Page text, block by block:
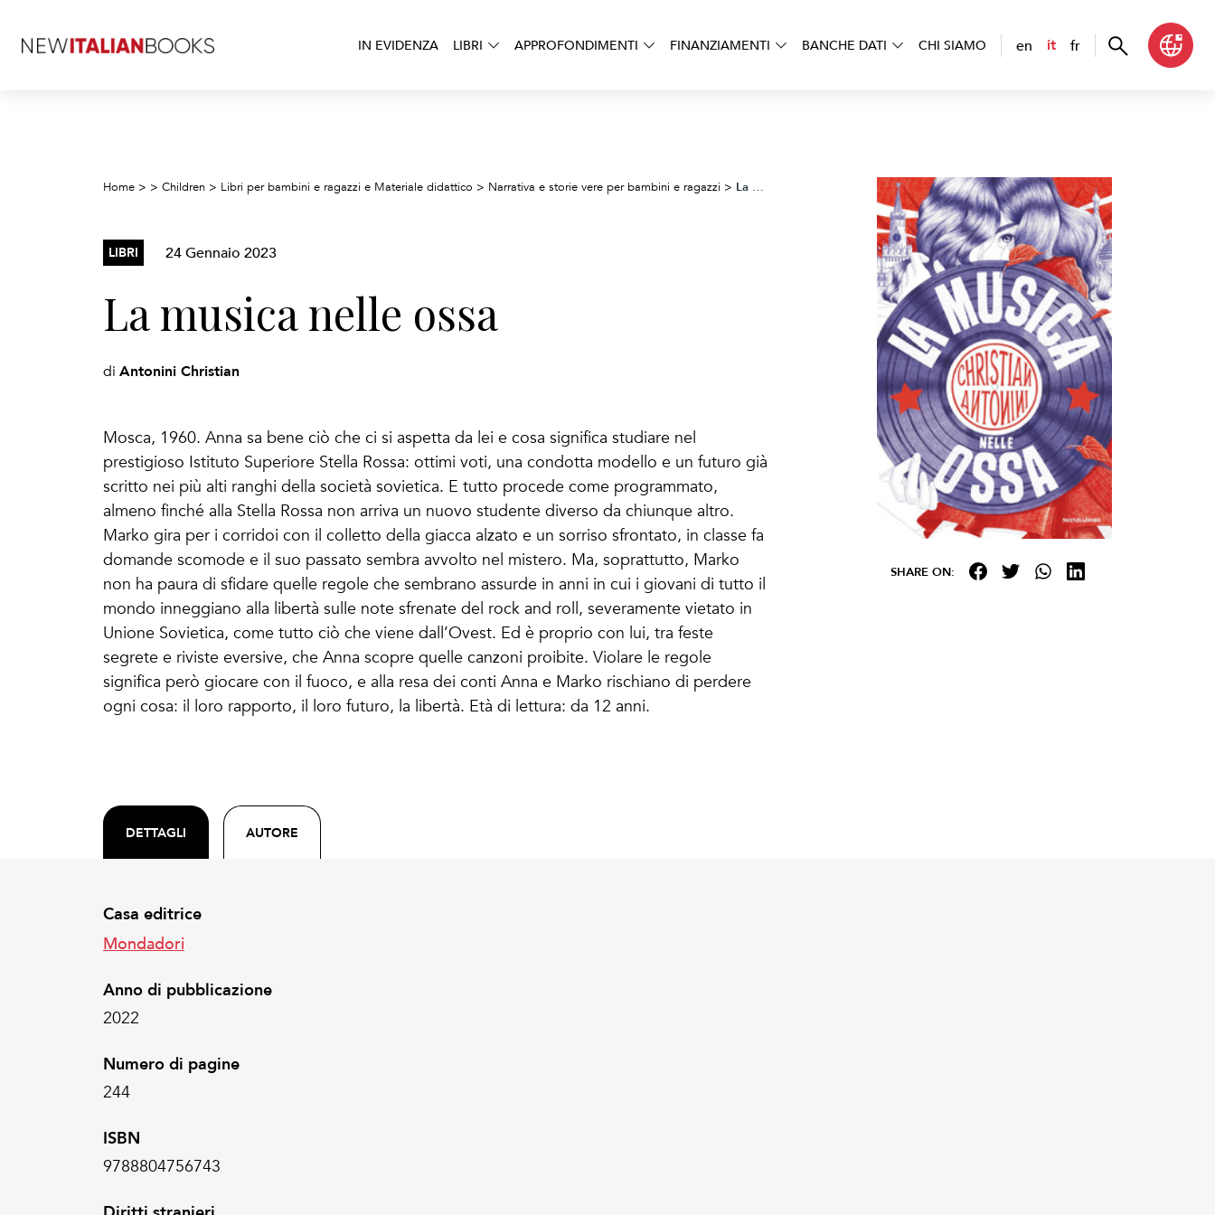
IN EVIDENZA LIBRI APPROFONDIMENTI FINANZIAMENTI BANCHE DATI CHI SIAMO en it fr
Home > > Children > Libri per bambini e ragazzi e Materiale didattico > Narrativa e storie vere per bambini e ragazzi > La musica nelle ossa
LIBRI 24 Gennaio 2023
La musica nelle ossa
di Antonini Christian
Mosca, 1960. Anna sa bene ciò che ci si aspetta da lei e cosa significa studiare nel
prestigioso Istituto Superiore Stella Rossa: ottimi voti, una condotta modello e un futuro già
scritto nei più alti ranghi della società sovietica. E tutto procede come programmato,
almeno finché alla Stella Rossa non arriva un nuovo studente diverso da chiunque altro.
Marko gira per i corridoi con il colletto della giacca alzato e un sorriso sfrontato, in classe fa
domande scomode e il suo passato sembra avvolto nel mistero. Ma, soprattutto, Marko
non ha paura di sfidare quelle regole che sembrano assurde in anni in cui i giovani di tutto il
mondo inneggiano alla libertà sulle note sfrenate del rock and roll, severamente vietato in
Unione Sovietica, come tutto ciò che viene dall’Ovest. Ed è proprio con lui, tra feste
segrete e riviste eversive, che Anna scopre quelle canzoni proibite. Violare le regole
significa però giocare con il fuoco, e alla resa dei conti Anna e Marko rischiano di perdere
ogni cosa: il loro rapporto, il loro futuro, la libertà. Età di lettura: da 12 anni.
DETTAGLI AUTORE
Casa editrice
Mondadori
Anno di pubblicazione
2022
Numero di pagine
244
ISBN
9788804756743
SHARE ON: